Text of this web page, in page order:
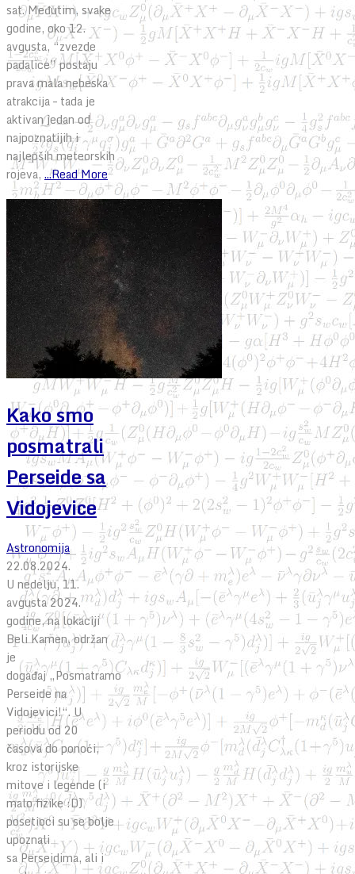
sat. Međutim, svake
godine, oko 12.
avgusta, “zvezde
padalice” postaju
prava mala nebeska
atrakcija – tada je
aktivan jedan od
najpoznatijih i
najlepših meteorskih
rojeva,...Read More
Kako smo
posmatrali
Perseide sa
Vidojevice
Astronomija
22.08.2024.
U nedelju, 11.
avgusta 2024.
godine, na lokaciji
Beli Kamen, održan
je
događaj „Posmatramo
Perseide na
Vidojevici!“. U
periodu od 20
časova do ponoći,
kroz istorijske
mitove i legende (i
malo fizike :D)
posetioci su se bolje
upoznali
sa Perseidima, ali i